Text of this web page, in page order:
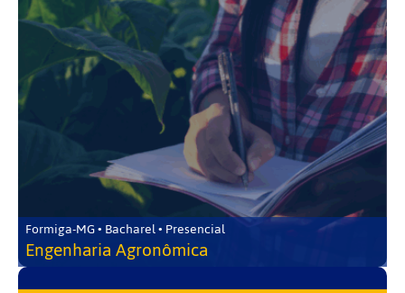
Formiga-MG • Bacharel • Presencial
Engenharia Agronômica